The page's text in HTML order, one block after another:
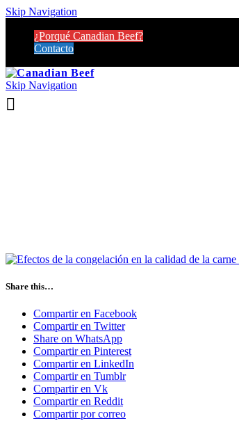
Skip Navigation
¿Porqué Canadian Beef?
Contacto
Skip Navigation
Share this…
Compartir en Facebook
Compartir en Twitter
Share on WhatsApp
Compartir en Pinterest
Compartir en LinkedIn
Compartir en Tumblr
Compartir en Vk
Compartir en Reddit
Compartir por correo